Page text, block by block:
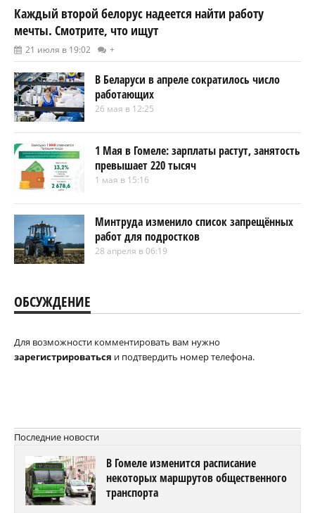
Каждый второй белорус надеется найти работу
мечты. Смотрите, что ищут
21 июля в 19:02 +
В Беларуси в апреле сократилось число
работающих
26 мая в 12:25
1 Мая в Гомеле: зарплаты растут, занятость
превышает 220 тысяч
1 мая в 15:16
Минтруда изменило список запрещённых
работ для подростков
28 апреля в 06:19
ОБСУЖДЕНИЕ
Для возможности комментировать вам нужно
зарегистрироваться и подтвердить номер телефона.
Последние новости
В Гомеле изменится расписание
некоторых маршрутов общественного
транспорта